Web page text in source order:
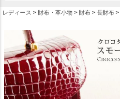
レディース 財布・革小物 財布 長財布